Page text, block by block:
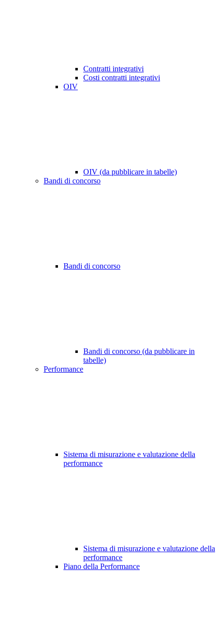
Contratti integrativi
Costi contratti integrativi
OIV
OIV (da pubblicare in tabelle)
Bandi di concorso
Bandi di concorso
Bandi di concorso (da pubblicare in
tabelle)
Performance
Sistema di misurazione e valutazione della
performance
Sistema di misurazione e valutazione della
performance
Piano della Performance